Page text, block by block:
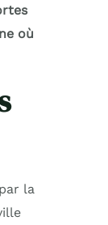
où
la